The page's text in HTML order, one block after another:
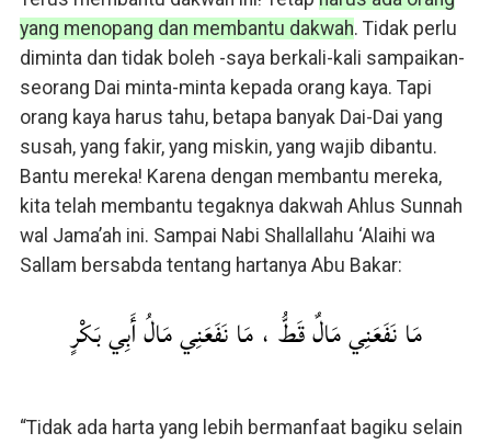
yang menopang dan membantu dakwah. Tidak perlu
diminta dan tidak boleh -saya berkali-kali sampaikan-
seorang Dai minta-minta kepada orang kaya. Tapi
orang kaya harus tahu, betapa banyak Dai-Dai yang
susah, yang fakir, yang miskin, yang wajib dibantu.
Bantu mereka! Karena dengan membantu mereka,
kita telah membantu tegaknya dakwah Ahlus Sunnah
wal Jama’ah ini. Sampai Nabi Shallallahu ‘Alaihi wa
Sallam bersabda tentang hartanya Abu Bakar:
مَا نَفَعَنِي مَالٌ قَطُّ ، مَا نَفَعَنِي مَالُ أَبِي بَكْرٍ
“Tidak ada harta yang lebih bermanfaat bagiku selain